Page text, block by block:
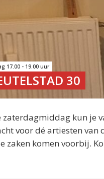
17.00 - 19.00 uur
30
zaterdagmiddag kun je
voor dé artiesten van
zaken komen voorbij.